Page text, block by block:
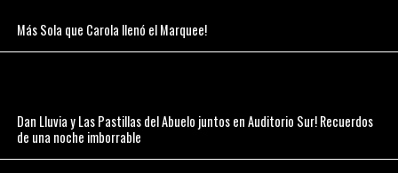
Más Sola que Carola llenó el Marquee!
Dan Lluvia y Las Pastillas del Abuelo juntos en Auditorio Sur! Recuerdos
de una noche imborrable